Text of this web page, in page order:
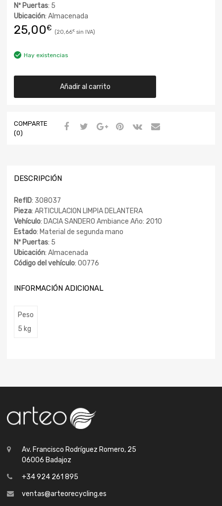
Nº Puertas: 5
Ubicación: Almacenada
25,00€ 20,66€
Hay existencias
Añadir al carrito
COMPARTE
(0)
DESCRIPCIÓN
RefID: 308037
Pieza: ARTICULACION LIMPIA DELANTERA
Vehículo: DACIA SANDERO Ambiance Año: 2010
Estado: Material de segunda mano
Nº Puertas: 5
Ubicación: Almacenada
Código del vehículo: 00776
INFORMACIÓN ADICIONAL
Peso
5 kg
Av. Francisco Rodríguez Romero, 25
06006 Badajoz
+34 924 261 895
ventas@arteorecycling.es